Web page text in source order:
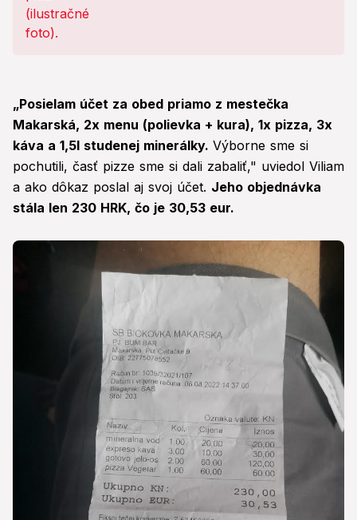
„Posielam účet za obed priamo z mestečka
Makarská, 2x menu (polievka + kura), 1x pizza, 3x
káva a 1,5l studenej minerálky. Výborne sme si
pochutili, časť pizze sme si dali zabaliť," uviedol Viliam
a ako dôkaz poslal aj svoj účet. Jeho objednávka
stála len 230 HRK, čo je 30,53 eur.